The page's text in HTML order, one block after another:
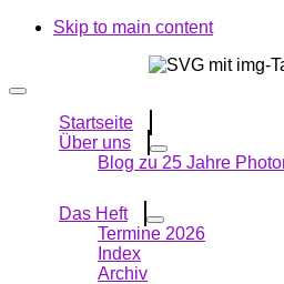
Skip to main content
Startseite
Über uns
Blog zu 25 Jahre
Das Heft
Termine 2026
Index
Archiv